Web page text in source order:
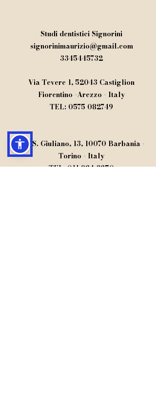
Studi dentistici Signorini
signorinimaurizio@gmail.com
3345445732
Via Tevere 1, 52043 Castiglion
Fiorentino -Arezzo - Italy
TEL: 0575 082749
Via S. Giuliano, 13, 10070 Barbania -
Torino - Italy
TEL:011 924 3250